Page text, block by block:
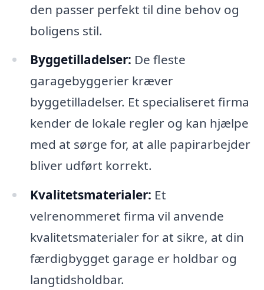
den passer perfekt til dine behov og
boligens stil.
Byggetilladelser: De fleste
garagebyggerier kræver
byggetilladelser. Et specialiseret firma
kender de lokale regler og kan hjælpe
med at sørge for, at alle papirarbejder
bliver udført korrekt.
Kvalitetsmaterialer: Et
velrenommeret firma vil anvende
kvalitetsmaterialer for at sikre, at din
færdigbygget garage er holdbar og
langtidsholdbar.